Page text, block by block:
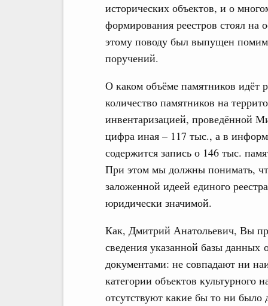
исторических объектов, и о
формирования реестров стоял на
этому поводу был выпущен
поручений.
О каком объёме памятников идёт
количество памятников на
инвентаризацией, проведённой
цифра иная – 117 тыс., а в
содержится запись о 146 тыс.
При этом мы должны понимать,
заложенной идеей единого
юридически значимой.
Как, Дмитрий Анатольевич, Вы
сведения указанной базы
документами: не совпадают ни
категории объектов
отсутствуют какие бы то ни было